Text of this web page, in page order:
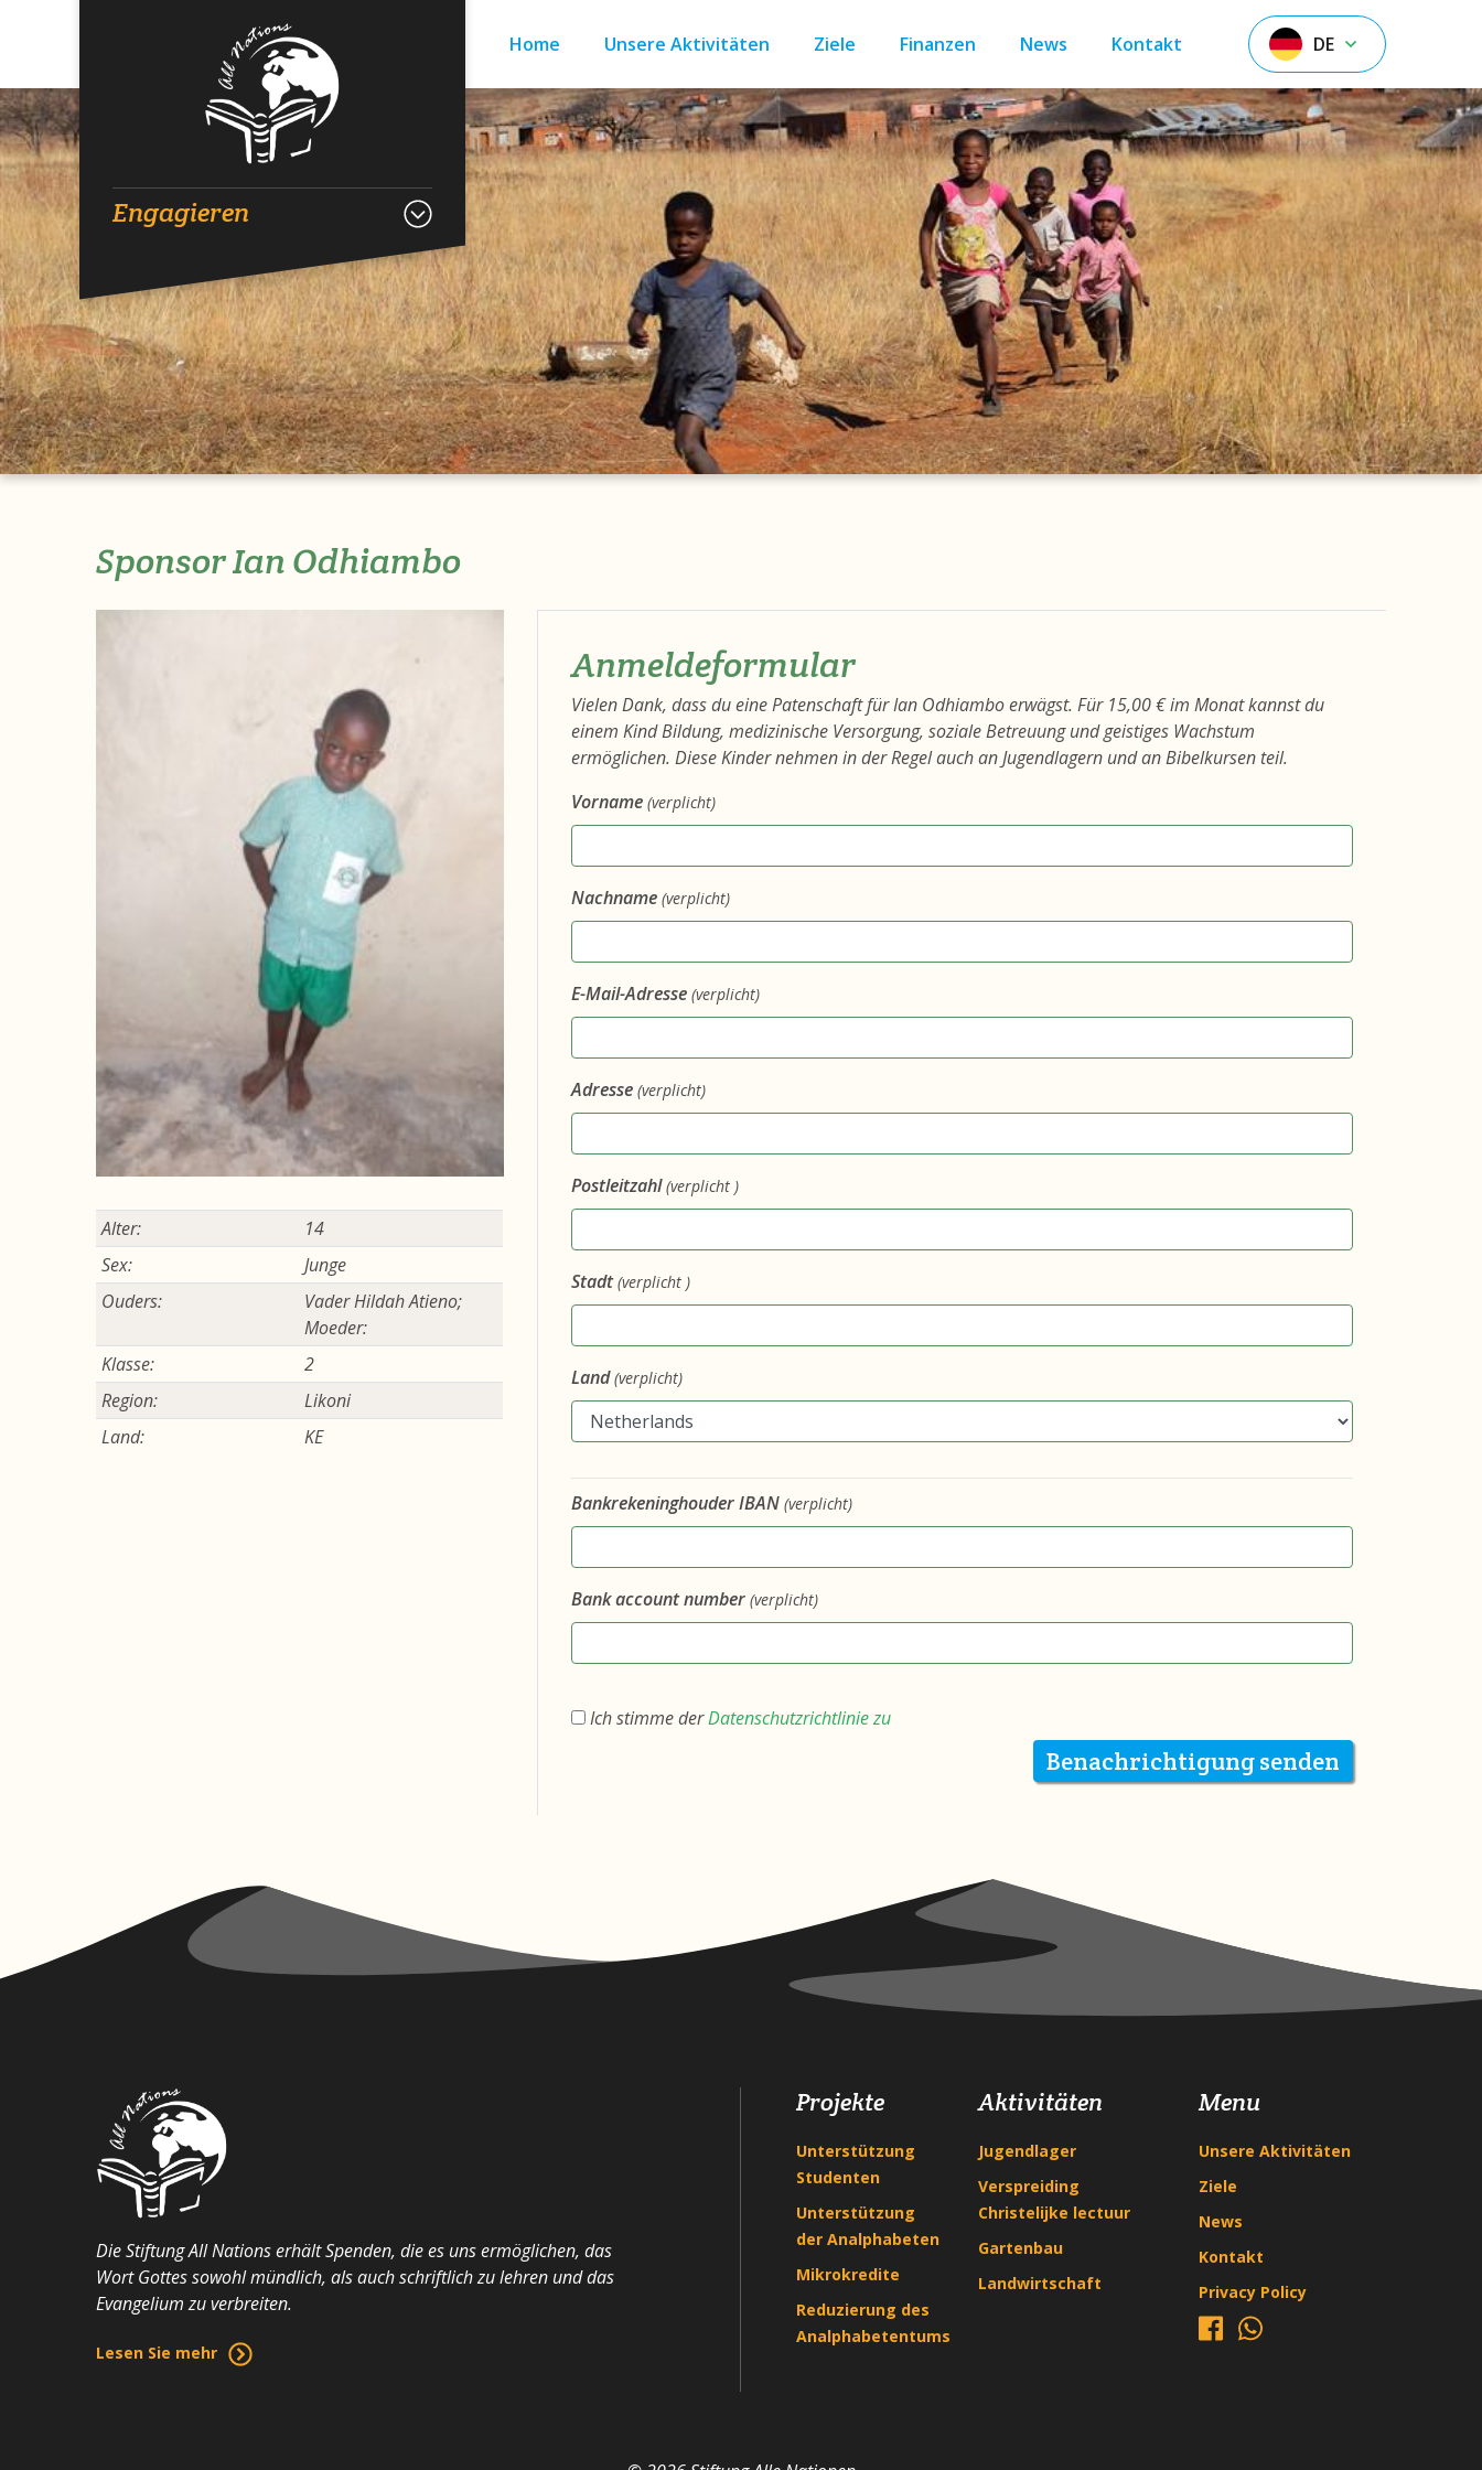
Engagieren
Home Unsere Aktivitäten Ziele Finanzen News Kontakt DE
Sponsor Ian Odhiambo
Alter:
14
Sex:
Junge
Ouders:
Vader Hildah Atieno;
Moeder:
Klasse:
2
Region:
Likoni
Land:
KE
Anmeldeformular
Vielen Dank, dass du eine Patenschaft für Ian Odhiambo erwägst. Für 15,00 € im Monat kannst du
einem Kind Bildung, medizinische Versorgung, soziale Betreuung und geistiges Wachstum
ermöglichen. Diese Kinder nehmen in der Regel auch an Jugendlagern und an Bibelkursen teil.
Vorname (verplicht)
Nachname (verplicht)
E-Mail-Adresse (verplicht)
Adresse (verplicht)
Postleitzahl (verplicht )
Stadt (verplicht )
Land(verplicht)
Bankrekeninghouder IBAN (verplicht)
Bank account number (verplicht)
Ich stimme derDatenschutzrichtlinie zu
Benachrichtigung senden
Die Stiftung All Nations erhält Spenden, die es uns ermöglichen, das
Wort Gottes sowohl mündlich, als auch schriftlich zu lehren und das
Evangelium zu verbreiten.
Lesen Sie mehr
Projekte
Unterstützung
Studenten
Unterstützung
der Analphabeten
Mikrokredite
Reduzierung des
Analphabetentums
Aktivitäten
Jugendlager
Verspreiding
Christelijke lectuur
Gartenbau
Landwirtschaft
Menu
Unsere Aktivitäten
Ziele
News
Kontakt
Privacy Policy